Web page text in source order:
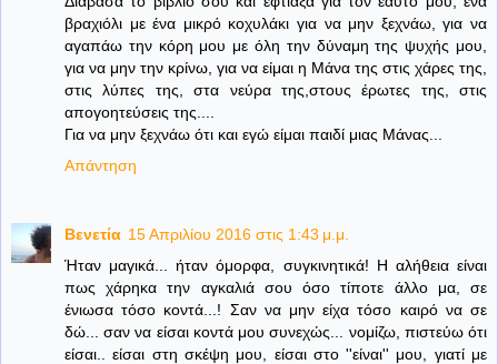
βραχιόλι με ένα μικρό κοχυλάκι για να μην ξεχνάω, για να
αγαπάω την κόρη μου με όλη την δύναμη της ψυχής μου,
για να μην την κρίνω, για να είμαι η Μάνα της στις χάρες της,
στις λύπες της, στα νεύρα της,στους έρωτες της, στις
απογοητεύσεις της....
Για να μην ξεχνάω ότι και εγώ είμαι παιδί μιας Μάνας...
Απάντηση
Βενετία 15 Απριλίου 2016 στις 1:43 μ.μ.
Ήταν μαγικά... ήταν όμορφα, συγκινητικά! Η αλήθεια είναι
πως χάρηκα την αγκαλιά σου όσο τίποτε άλλο μα, σε
ένιωσα τόσο κοντά...! Σαν να μην είχα τόσο καιρό να σε
δώ... σαν να είσαι κοντά μου συνεχώς... νομίζω, πιστεύω ότι
είσαι.. είσαι στη σκέψη μου, είσαι στο ''είναι'' μου, γιατί με